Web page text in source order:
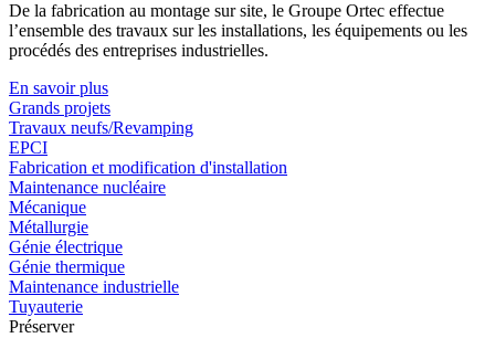
De la fabrication au montage sur site, le Groupe Ortec effectue
l’ensemble des travaux sur les installations, les équipements ou les
procédés des entreprises industrielles.
En savoir plus
Grands projets
Travaux neufs/Revamping
EPCI
Fabrication et modification d'installation
Maintenance nucléaire
Mécanique
Métallurgie
Génie électrique
Génie thermique
Maintenance industrielle
Tuyauterie
Préserver